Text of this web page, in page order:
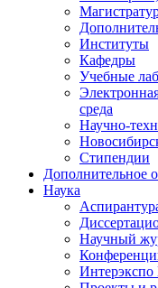
Институты
Кафедры
Учебные
среда
Научно-
Стипендии
Дополнительное
Наука
Научный